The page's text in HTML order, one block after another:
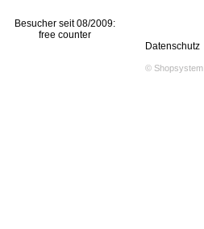
Besucher seit 08/2009:
free counter
Datenschutz
© Shopsystem